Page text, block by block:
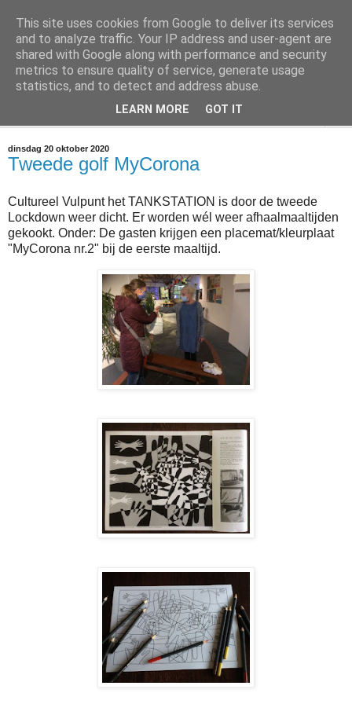
@marc_otte archive*
If you have nothing to do, don't do it here.
dinsdag 20 oktober 2020
Tweede golf MyCorona
Cultureel Vulpunt het TANKSTATION is door de tweede
Lockdown weer dicht. Er worden wél weer afhaalmaaltijden
gekookt. Onder: De gasten krijgen een placemat/kleurplaat
"MyCorona nr.2" bij de eerste maaltijd.
This site uses cookies from Google to deliver its services
and to analyze traffic. Your IP address and user-agent are
shared with Google along with performance and security
metrics to ensure quality of service, generate usage
statistics, and to detect and address abuse.
LEARN MORE GOT IT